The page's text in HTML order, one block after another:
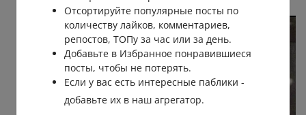
Отсортируйте популярные посты по
количеству лайков, комментариев,
репостов, ТОПу за час или за день.
Добавьте в Избранное понравившиеся
посты, чтобы не потерять.
Если у вас есть интересные паблики -
добавьте их в наш агрегатор.